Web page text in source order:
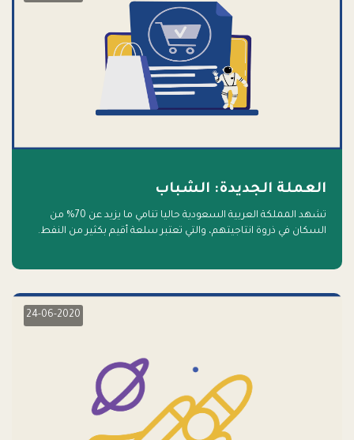
العملة الجديدة: الشباب
تشهد المملكة العربية السعودية حاليا تنامي ما يزيد عن 70% من
السكان في ذروة انتاجيتهم، والتي تعتبر سلعة أقيم بكثير من النفط.
24-06-2020